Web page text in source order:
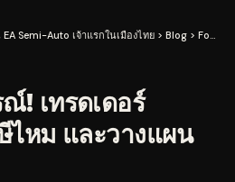
Semi-Auto เจ้าแรกในเมืองไทย > Blog > Forex
! เทรดเดอร์
ไหม และวางแผน